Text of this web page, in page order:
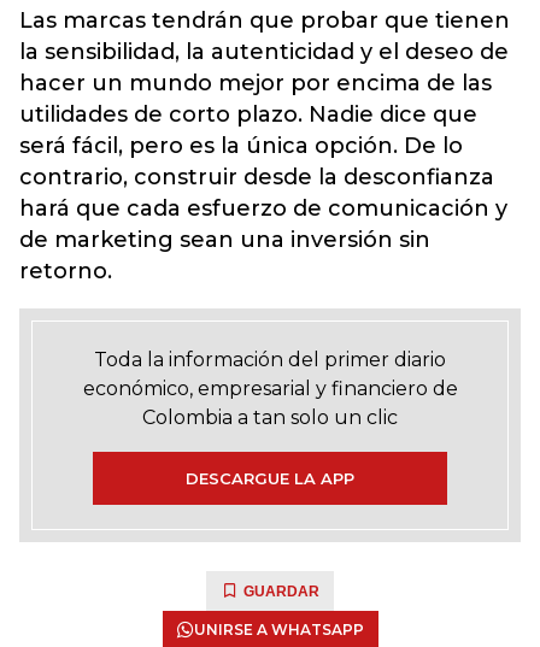
Las marcas tendrán que probar que tienen
la sensibilidad, la autenticidad y el deseo de
hacer un mundo mejor por encima de las
utilidades de corto plazo. Nadie dice que
será fácil, pero es la única opción. De lo
contrario, construir desde la desconfianza
hará que cada esfuerzo de comunicación y
de marketing sean una inversión sin
retorno.
Toda la información del primer diario
económico, empresarial y financiero de
Colombia a tan solo un clic
DESCARGUE LA APP
GUARDAR
UNIRSE A WHATSAPP